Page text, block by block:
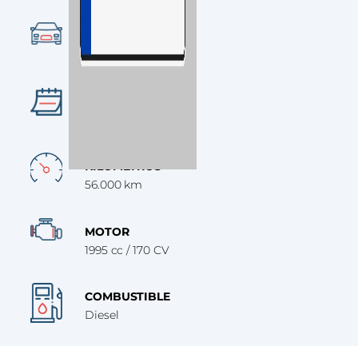
4x4
KILÓMETROS
56.000 km
MOTOR
1995 cc / 170 CV
COMBUSTIBLE
Diesel